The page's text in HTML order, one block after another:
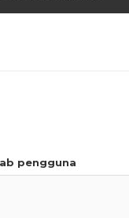
pengguna